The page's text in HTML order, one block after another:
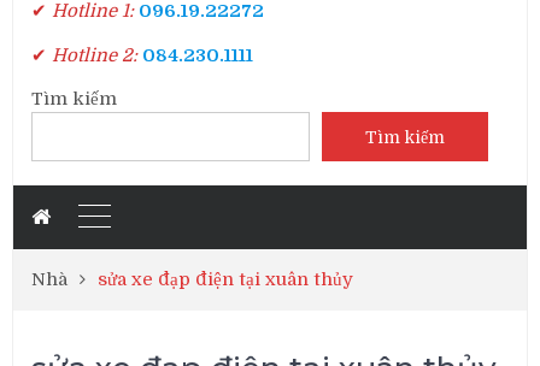
✔ Hotline 1: 096.19.22272
✔ Hotline 2: 084.230.1111
Tìm kiếm
Tìm kiếm
Nhà sửa xe đạp điện tại xuân thủy